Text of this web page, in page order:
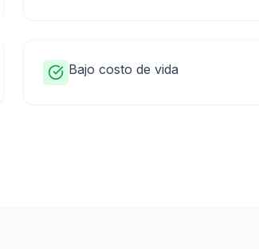
Bajo costo de vida